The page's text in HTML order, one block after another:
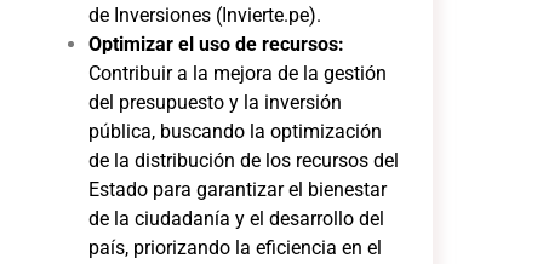
de Inversiones (Invierte.pe).
Optimizar el uso de recursos:
Contribuir a la mejora de la gestión
del presupuesto y la inversión
pública, buscando la optimización
de la distribución de los recursos del
Estado para garantizar el bienestar
de la ciudadanía y el desarrollo del
país, priorizando la eficiencia en el